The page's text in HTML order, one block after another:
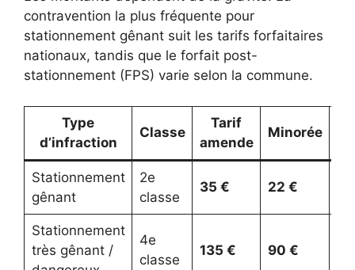
contravention la plus fréquente pour
stationnement gênant suit les tarifs forfaitaires
nationaux, tandis que le forfait post-
stationnement (FPS) varie selon la commune.
Type
d’infraction
Classe
Tarif
amende
Minorée
Stationnement
gênant
2e
classe
35 € 22 €
Stationnement
très gênant /
4e
classe
135 € 90 €